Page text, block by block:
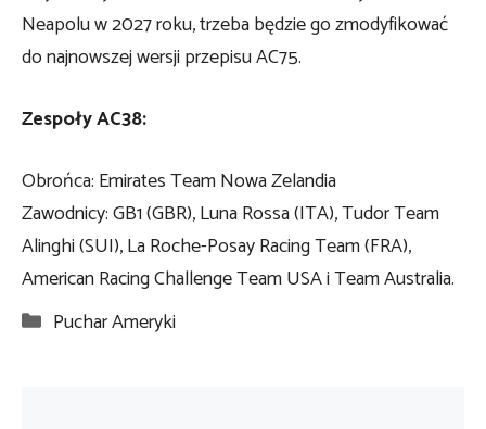
Neapolu w 2027 roku, trzeba będzie go zmodyfikować
do najnowszej wersji przepisu AC75.
Zespoły AC38:
Obrońca: Emirates Team Nowa Zelandia
Zawodnicy: GB1 (GBR), Luna Rossa (ITA), Tudor Team
Alinghi (SUI), La Roche-Posay Racing Team (FRA),
American Racing Challenge Team USA i Team Australia.
Kategorie
Puchar Ameryki